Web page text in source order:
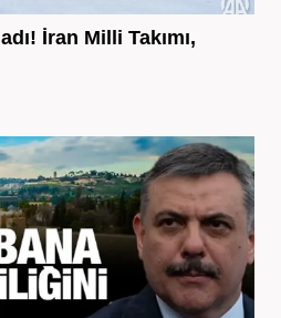
İran Milli Takımı,